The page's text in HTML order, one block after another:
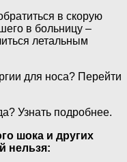
в скорую
в больницу –
летальным
для носа? Перейти
Узнать подробнее.
шока и других
нельзя: